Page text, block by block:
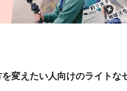
変えたい人向けのライトな